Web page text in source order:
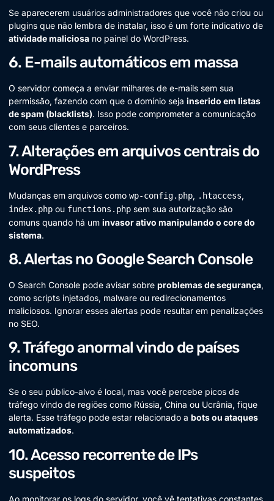
Se aparecerem usuários administradores que você não criou ou
plugins que não lembra de instalar, isso é um forte indicativo de
atividade maliciosa no painel do WordPress.
6. E-mails automáticos em massa
O servidor começa a enviar milhares de e-mails sem sua
permissão, fazendo com que o domínio seja inserido em listas
de spam (blacklists). Isso pode comprometer a comunicação
com seus clientes e parceiros.
7. Alterações em arquivos centrais do
WordPress
Mudanças em arquivos como wp-config.php, .htaccess,
index.php ou functions.php sem sua autorização são
comuns quando há um invasor ativo manipulando o core do
sistema.
8. Alertas no Google Search Console
O Search Console pode avisar sobre problemas de segurança,
como scripts injetados, malware ou redirecionamentos
maliciosos. Ignorar esses alertas pode resultar em penalizações
no SEO.
9. Tráfego anormal vindo de países
incomuns
Se o seu público-alvo é local, mas você percebe picos de
tráfego vindo de regiões como Rússia, China ou Ucrânia, fique
alerta. Esse tráfego pode estar relacionado a bots ou ataques
automatizados.
10. Acesso recorrente de IPs
suspeitos
Ao monitorar os logs do servidor, você vê tentativas constantes